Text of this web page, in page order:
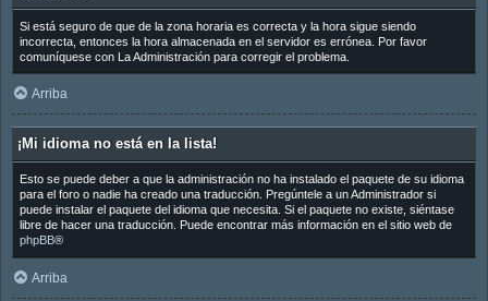
Si está seguro de que de la zona horaria es correcta y la hora sigue siendo
incorrecta, entonces la hora almacenada en el servidor es errónea. Por favor
comuníquese con La Administración para corregir el problema.
Arriba
¡Mi idioma no está en la lista!
Esto se puede deber a que la administración no ha instalado el paquete de su idioma
para el foro o nadie ha creado una traducción. Pregúntele a un Administrador si
puede instalar el paquete del idioma que necesita. Si el paquete no existe, siéntase
libre de hacer una traducción. Puede encontrar más información en el sitio web de
phpBB®
Arriba